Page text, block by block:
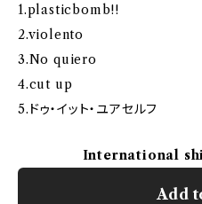
1.plasticbomb!!
2.violento
3.No quiero
4.cut up
5.ドゥ・イット・ユアセルフ
International
Add